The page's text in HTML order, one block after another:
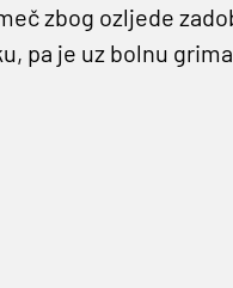
zbog ozljede
pa je uz bolnu